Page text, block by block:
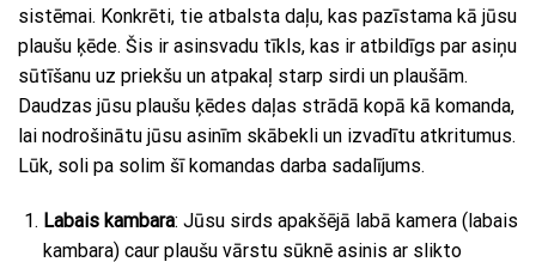
sistēmai. Konkrēti, tie atbalsta daļu, kas pazīstama kā jūsu
plaušu ķēde. Šis ir asinsvadu tīkls, kas ir atbildīgs par asiņu
sūtīšanu uz priekšu un atpakaļ starp sirdi un plaušām.
Daudzas jūsu plaušu ķēdes daļas strādā kopā kā komanda,
lai nodrošinātu jūsu asinīm skābekli un izvadītu atkritumus.
Lūk, soli pa solim šī komandas darba sadalījums.
Labais kambara: Jūsu sirds apakšējā labā kamera (labais
kambara) caur plaušu vārstu sūknē asinis ar slikto